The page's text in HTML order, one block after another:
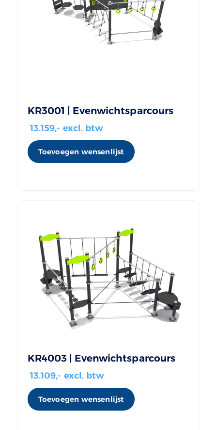
KR3001 | Evenwichtsparcours
13.159,- excl. btw
Toevoegen wensenlijst
KR4003 | Evenwichtsparcours
13.109,- excl. btw
Toevoegen wensenlijst